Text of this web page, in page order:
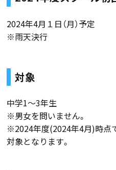
2024年4月１日（月）予定
※雨天決行
対象
中学1～3年生
※男女を問いません。
※2024年度(2024年4月)時点
対象となります。